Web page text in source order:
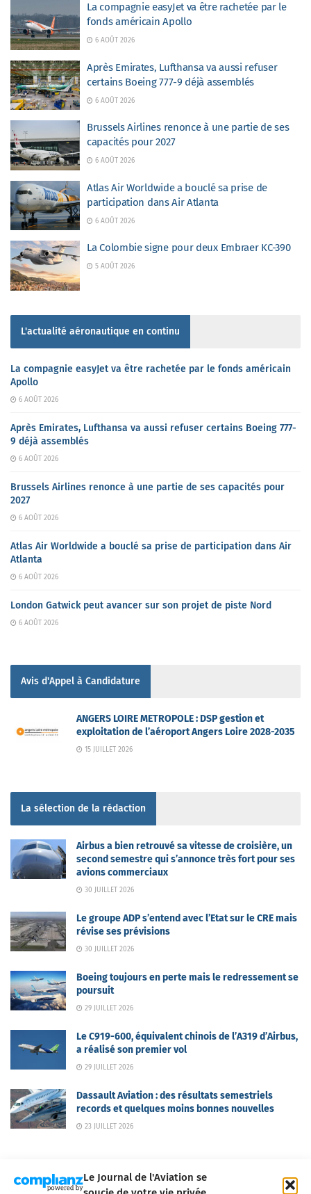
Le Journal de l'Aviation se
La compagnie easyJet va être rachetée par le
fonds américain Apollo
6 AOÛT 2026
Après Emirates, Lufthansa va aussi refuser
certains Boeing 777-9 déjà assemblés
6 AOÛT 2026
Brussels Airlines renonce à une partie de ses
capacités pour 2027
6 AOÛT 2026
Atlas Air Worldwide a bouclé sa prise de
participation dans Air Atlanta
6 AOÛT 2026
La Colombie signe pour deux Embraer KC-390
5 AOÛT 2026
L'actualité aéronautique en continu
La compagnie easyJet va être rachetée par le fonds américain
Apollo
6 AOÛT 2026
Après Emirates, Lufthansa va aussi refuser certains Boeing 777-
9 déjà assemblés
6 AOÛT 2026
Brussels Airlines renonce à une partie de ses capacités pour
2027
6 AOÛT 2026
Atlas Air Worldwide a bouclé sa prise de participation dans Air
Atlanta
6 AOÛT 2026
London Gatwick peut avancer sur son projet de piste Nord
6 AOÛT 2026
Avis d'Appel à Candidature
ANGERS LOIRE METROPOLE : DSP gestion et
exploitation de l’aéroport Angers Loire 2028-2035
15 JUILLET 2026
La sélection de la rédaction
Airbus a bien retrouvé sa vitesse de croisière, un
second semestre qui s’annonce très fort pour ses
avions commerciaux
30 JUILLET 2026
Le groupe ADP s’entend avec l’Etat sur le CRE mais
révise ses prévisions
30 JUILLET 2026
Boeing toujours en perte mais le redressement se
poursuit
29 JUILLET 2026
Le C919-600, équivalent chinois de l’A319 d’Airbus,
a réalisé son premier vol
29 JUILLET 2026
Dassault Aviation : des résultats semestriels
records et quelques moins bonnes nouvelles
23 JUILLET 2026